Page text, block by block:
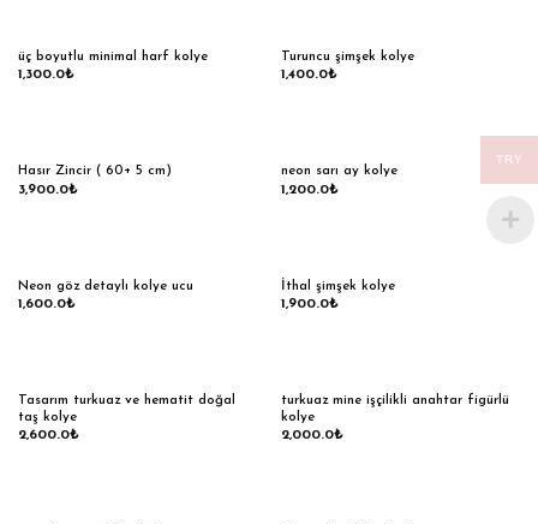
üç boyutlu minimal harf kolye
1,300.0₺
Turuncu şimşek kolye
1,400.0₺
Hasır Zincir ( 60+ 5 cm)
3,900.0₺
neon sarı ay kolye
1,200.0₺
Neon göz detaylı kolye ucu
1,600.0₺
İthal şimşek kolye
1,900.0₺
Tasarım turkuaz ve hematit doğal
taş kolye
2,600.0₺
turkuaz mine işçilikli anahtar figürlü
kolye
2,000.0₺
TRY